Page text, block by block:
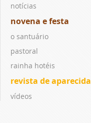
notícias
novena e festa
o santuário
pastoral
rainha hotéis
revista de aparecida
vídeos